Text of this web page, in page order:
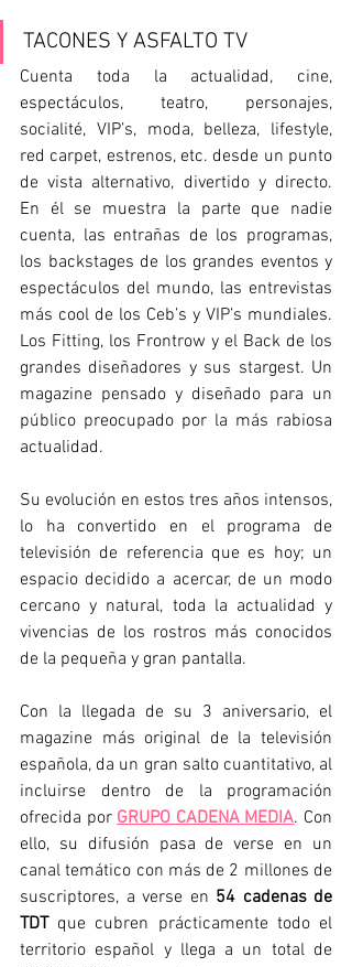
TACONES Y ASFALTO TV
Cuenta toda la actualidad, cine,
espectáculos, teatro, personajes,
socialité, VIP’s, moda, belleza, lifestyle,
red carpet, estrenos, etc. desde un punto
de vista alternativo, divertido y directo.
En él se muestra la parte que nadie
cuenta, las entrañas de los programas,
los backstages de los grandes eventos y
espectáculos del mundo, las entrevistas
más cool de los Ceb’s y VIP’s mundiales.
Los Fitting, los Frontrow y el Back de los
grandes diseñadores y sus stargest. Un
magazine pensado y diseñado para un
público preocupado por la más rabiosa
actualidad.
Su evolución en estos tres años intensos,
lo ha convertido en el programa de
televisión de referencia que es hoy; un
espacio decidido a acercar, de un modo
cercano y natural, toda la actualidad y
vivencias de los rostros más conocidos
de la pequeña y gran pantalla.
Con la llegada de su 3 aniversario, el
magazine más original de la televisión
española, da un gran salto cuantitativo, al
incluirse dentro de la programación
ofrecida por GRUPO CADENA MEDIA. Con
ello, su difusión pasa de verse en un
canal temático con más de 2 millones de
suscriptores, a verse en 54 cadenas de
TDT que cubren prácticamente todo el